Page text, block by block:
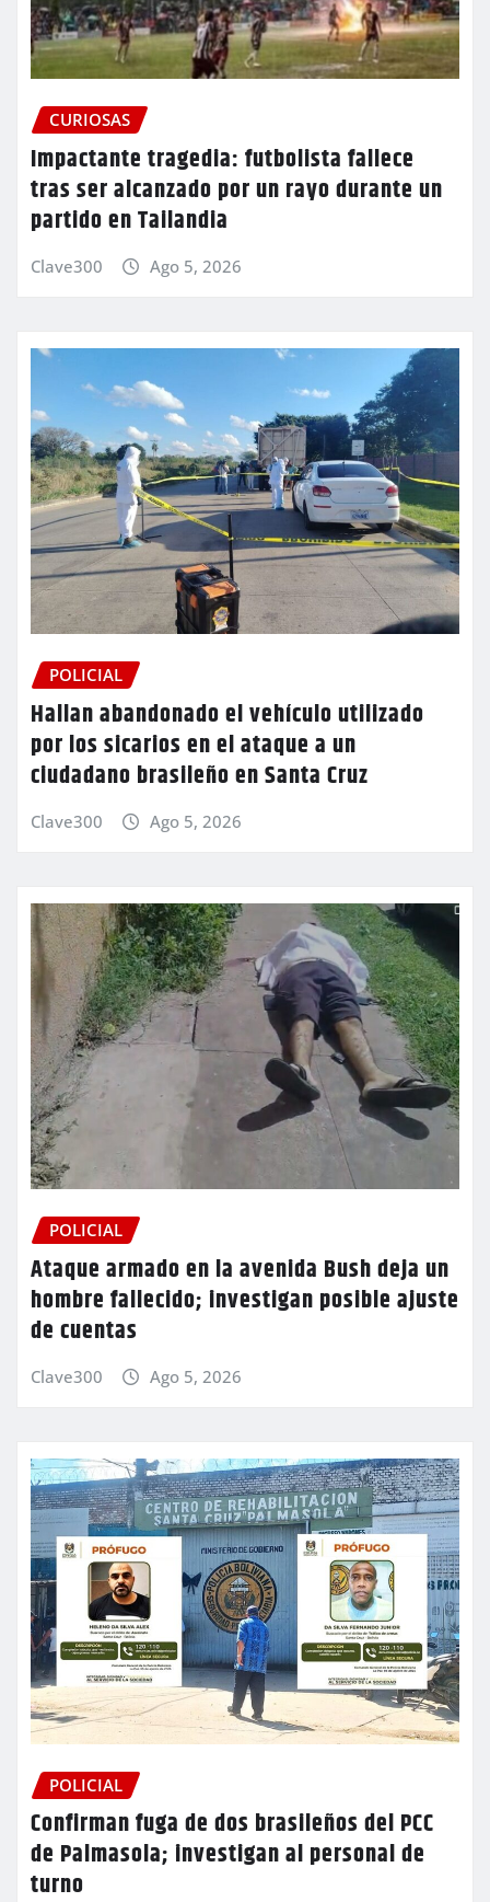
CURIOSAS
Impactante tragedia: futbolista fallece
tras ser alcanzado por un rayo durante un
partido en Tailandia
Clave300 Ago 5, 2026
POLICIAL
Hallan abandonado el vehículo utilizado
por los sicarios en el ataque a un
ciudadano brasileño en Santa Cruz
Clave300 Ago 5, 2026
POLICIAL
Ataque armado en la avenida Bush deja un
hombre fallecido; investigan posible ajuste
de cuentas
Clave300 Ago 5, 2026
POLICIAL
Confirman fuga de dos brasileños del PCC
de Palmasola; investigan al personal de
turno